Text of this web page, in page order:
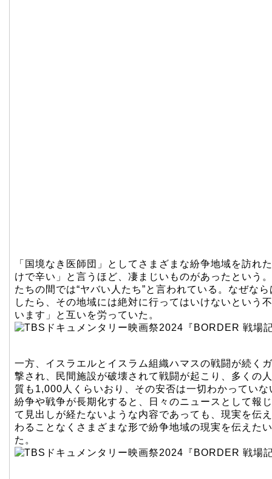
「国境なき医師団」としてさまざまな紛争地域を訪
けで辛い」と言うほど、凄まじいものがあったという
たちの間では“ヤバい人たち”と言われている。なぜな
したら、その地域には絶対に行ってはいけないという
います」と互いを労っていた。
一方、イスラエルとイスラム組織ハマスの戦闘が続く
撃され、民間施設が破壊されて戦闘が起こり、多くの
質も1,000人くらいおり、その安否は一切わかってい
紛争や戦争が長期化すると、日々のニュースとして報
て見出しが経たないような内容であっても、現実を伝
わることなくさまざまな形で紛争地域の現実を伝えた
た。